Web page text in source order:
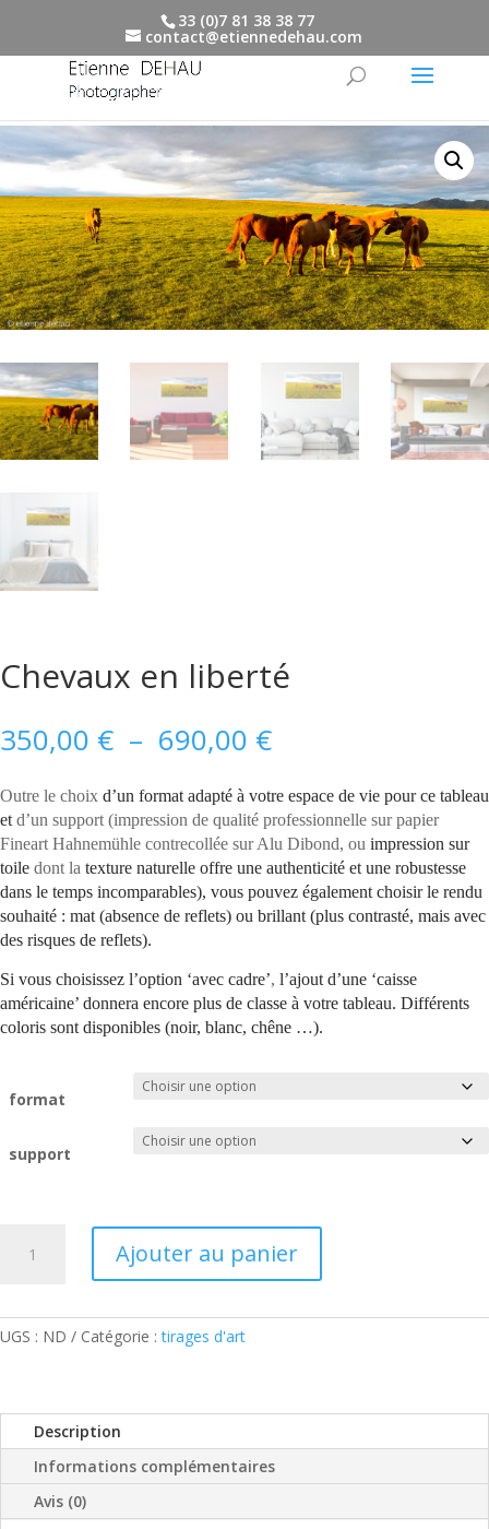
33 (0)7 81 38 38 77
contact@etiennedehau.com
tirages d'art/ Chevaux en liberté
Chevaux en liberté
350,00 € – 690,00 €Plage
de
prix :
350,00 €
à
690,00 €
Outre le choix d’un format adapté à votre espace de vie pour ce tableau
et d’un support (impression de qualité professionnelle sur papier
Fineart Hahnemühle contrecollée sur Alu Dibond, ou impression sur
toile dont la texture naturelle offre une authenticité et une robustesse
dans le temps incomparables), vous pouvez également choisir le rendu
souhaité : mat (absence de reflets) ou brillant (plus contrasté, mais avec
des risques de reflets).
Si vous choisissez l’option ‘avec cadre’, l’ajout d’une ‘caisse
américaine’ donnera encore plus de classe à votre tableau. Différents
coloris sont disponibles (noir, blanc, chêne …).
format
support
Ajouter au panier
UGS : ND Catégorie :tirages d'art
Description
Informations complémentaires
Avis (0)